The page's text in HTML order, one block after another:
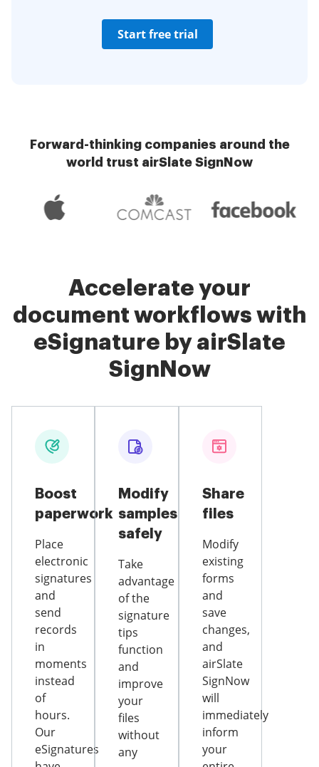
Start free trial
Forward-thinking companies around the
world trust airSlate SignNow
Accelerate your
document workflows with
eSignature by airSlate
SignNow
Boost
paperwork
Place
electronic
signatures
and
send
records
in
moments
instead
of
hours.
Our
eSignatures
Modify
samples
safely
Take
advantage
of the
signature
tips
function
and
improve
your
files
without
any
Share
files
Modify
existing
forms
and
save
changes,
and
airSlate
SignNow
will
immediately
inform
your